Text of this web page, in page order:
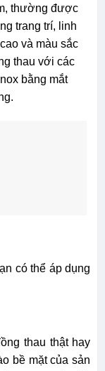
thường được
trang trí, linh
và màu sắc
thau với các
bằng mắt
có thể áp dụng
thau thật hay
bề mặt của sản